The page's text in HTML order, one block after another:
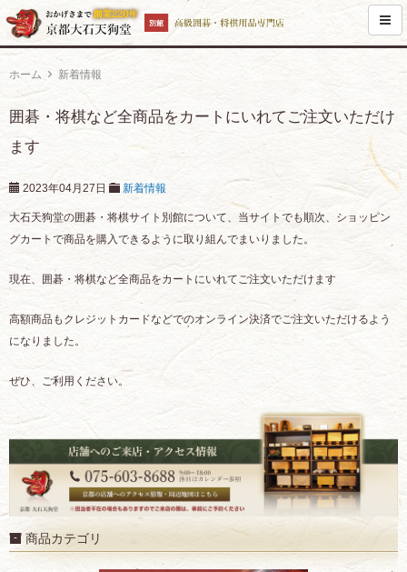
ホーム 新着情報
囲碁・将棋など全商品をカートにいれてご注文いただけ
ます
2023年04月27日 新着情報
大石天狗堂の囲碁・将棋サイト別館について、当サイトでも順次、ショッピン
グカートで商品を購入できるように取り組んでまいりました。
現在、囲碁・将棋など全商品をカートにいれてご注文いただけます
高額商品もクレジットカードなどでのオンライン決済でご注文いただけるよう
になりました。
ぜひ、ご利用ください。
商品カテゴリ